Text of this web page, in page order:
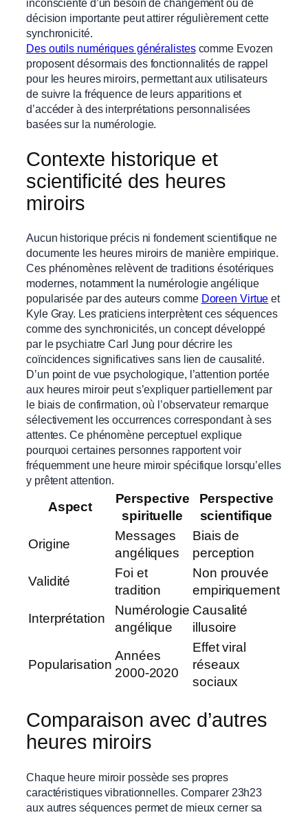
inconsciente d’un besoin de changement ou de
décision importante peut attirer régulièrement cette
synchronicité.
Des outils numériques généralistescomme Evozen
proposent désormais des fonctionnalités de rappel
pour les heures miroirs, permettant aux utilisateurs
de suivre la fréquence de leurs apparitions et
d’accéder à des interprétations personnalisées
basées sur la numérologie.
Contexte historique et
scientificité des heures
miroirs
Aucun historique précis ni fondement scientifique ne
documente les heures miroirs de manière empirique.
Ces phénomènes relèvent de traditions ésotériques
modernes, notamment la numérologie angélique
popularisée par des auteurs comme Doreen Virtue et
Kyle Gray. Les praticiens interprètent ces séquences
comme des synchronicités, un concept développé
par le psychiatre Carl Jung pour décrire les
coïncidences significatives sans lien de causalité.
D’un point de vue psychologique, l’attention portée
aux heures miroir peut s’expliquer partiellement par
le biais de confirmation, où l’observateur remarque
sélectivement les occurrences correspondant à ses
attentes. Ce phénomène perceptuel explique
pourquoi certaines personnes rapportent voir
fréquemment une heure miroir spécifique lorsqu’elles
y prêtent attention.
Aspect
Perspective
spirituelle
Perspective
scientifique
Origine
Messages
angéliques
Biais de
perception
Validité
Foi et
tradition
Non prouvée
empiriquement
Interprétation
Numérologie
angélique
Causalité
illusoire
Popularisation
Années
2000-2020
Effet viral
réseaux
sociaux
Comparaison avec d’autres
heures miroirs
Chaque heure miroir possède ses propres
caractéristiques vibrationnelles. Comparer 23h23
aux autres séquences permet de mieux cerner sa